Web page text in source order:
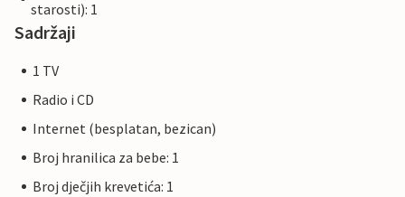
starosti): 1
Sadržaji
1 TV
Radio i CD
Internet (besplatan, bezican)
Broj hranilica za bebe: 1
Broj dječjih krevetića: 1